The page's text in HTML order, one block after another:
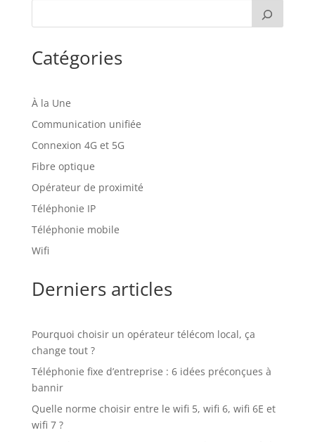
Catégories
À la Une
Communication unifiée
Connexion 4G et 5G
Fibre optique
Opérateur de proximité
Téléphonie IP
Téléphonie mobile
Wifi
Derniers articles
Pourquoi choisir un opérateur télécom local, ça
change tout ?
Téléphonie fixe d’entreprise : 6 idées préconçues à
bannir
Quelle norme choisir entre le wifi 5, wifi 6, wifi 6E et
wifi 7 ?